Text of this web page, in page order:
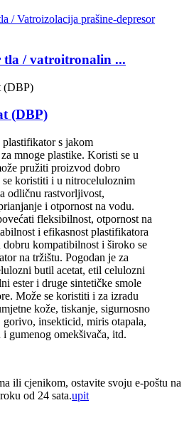
tla / vatroitronalin ...
(DBP)
s jakom
mnoge plastike. Koristi se u
pružiti proizvod dobro
koristiti i u nitroceluloznim
odličnu rastvorljivost,
i otpornost na vodu.
fleksibilnost, otpornost na
i efikasnost plastifikatora
kompatibilnost i široko se
na tržištu. Pogodan je za
butil acetat, etil celulozni
ester i druge sintetičke smole
Može se koristiti i za izradu
kože, tiskanje, sigurnosno
gorivo, insekticid, miris otapala,
gumenog omekšivača, itd.
ili cjenikom, ostavite svoju e-poštu na
od 24 sata.upit